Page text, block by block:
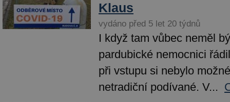
Klaus
vydáno před 5 let 20 týdnů
I když tam vůbec neměl
pardubické nemocnici
při vstupu si nebylo
netradiční podívané. V...